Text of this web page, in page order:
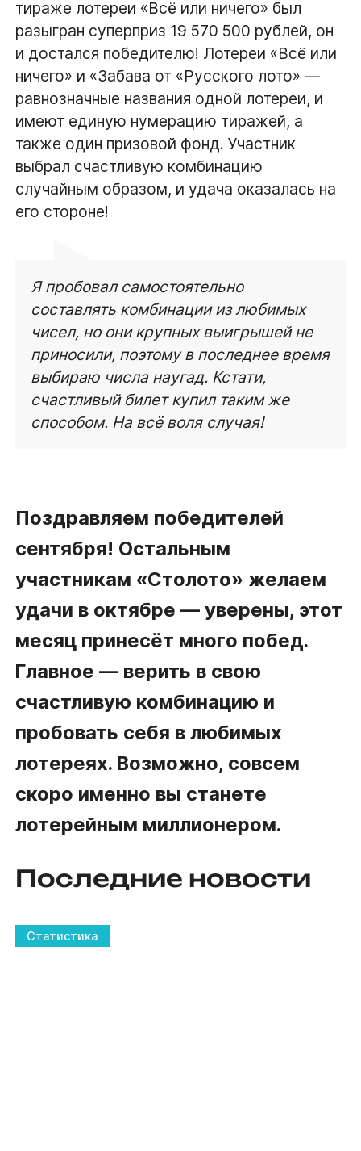
тираже лотереи «Всё или ничего» был
разыгран суперприз 19 570 500 рублей, он
и достался победителю! Лотереи «Всё или
ничего» и «Забава от «Русского лото» —
равнозначные названия одной лотереи, и
имеют единую нумерацию тиражей, а
также один призовой фонд. Участник
выбрал счастливую комбинацию
случайным образом, и удача оказалась на
его стороне!
Я пробовал самостоятельно
составлять комбинации из любимых
чисел, но они крупных выигрышей не
приносили, поэтому в последнее время
выбираю числа наугад. Кстати,
счастливый билет купил таким же
способом. На всё воля случая!
Поздравляем победителей
сентября! Остальным
участникам «Столото» желаем
удачи в октябре — уверены, этот
месяц принесёт много побед.
Главное — верить в свою
счастливую комбинацию и
пробовать себя в любимых
лотереях. Возможно, совсем
скоро именно вы станете
лотерейным миллионером.
Последние новости
Статистика